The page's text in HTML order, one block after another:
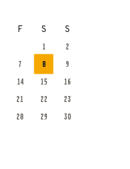
F S S
1
2
7 8
9
14 15
16
21 22
23
28 29
30